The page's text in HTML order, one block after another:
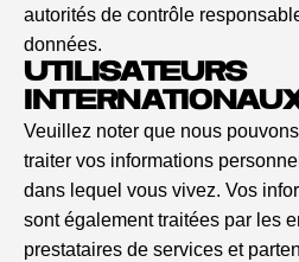
autorités de contrôle
données.
UTILISATEURS
Veuillez noter que nous
traiter vos informations
dans lequel vous vivez. Vos
sont également traitées par les
prestataires de services et